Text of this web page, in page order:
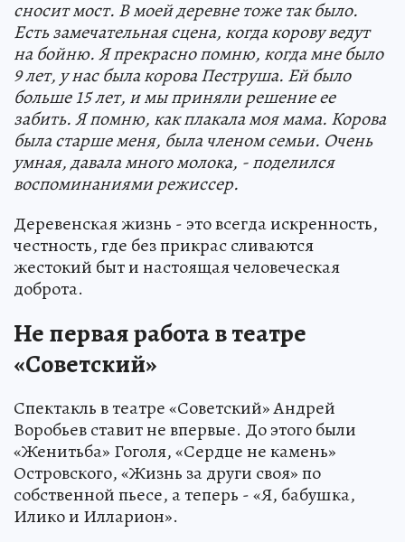
сносит мост. В моей деревне тоже так было.
Есть замечательная сцена, когда корову ведут
на бойню. Я прекрасно помню, когда мне было
9 лет, у нас была корова Пеструша. Ей было
больше 15 лет, и мы приняли решение ее
забить. Я помню, как плакала моя мама. Корова
была старше меня, была членом семьи. Очень
умная, давала много молока, - поделился
воспоминаниями режиссер.
Деревенская жизнь - это всегда искренность,
честность, где без прикрас сливаются
жестокий быт и настоящая человеческая
доброта.
Не первая работа в театре
«Советский»
Спектакль в театре «Советский» Андрей
Воробьев ставит не впервые. До этого были
«Женитьба» Гоголя, «Сердце не камень»
Островского, «Жизнь за други своя» по
собственной пьесе, а теперь - «Я, бабушка,
Илико и Илларион».